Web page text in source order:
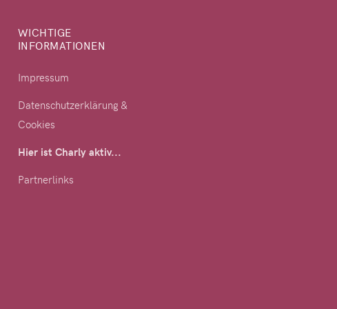
WICHTIGE
INFORMATIONEN
Impressum
Datenschutzerklärung &
Cookies
Hier ist Charly aktiv...
Partnerlinks